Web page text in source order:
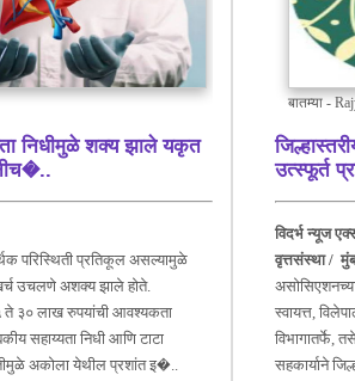
निधीमुळे शक्य झाले यकृत
..
परिस्थिती प्रतिकूल असल्यामुळे
उचलणे अशक्य झाले होते.
ते ३० लाख रुपयांची आवश्यकता
सहाय्यता निधी आणि टाटा
अकोला येथील प्रशांत इ�..
बातम्या -
उत्स्फूर्त
विदर्भ न्यूज
वृत्तसंस्था /
स्वायत्त,
विभागातर्फे,
सहकार्याने